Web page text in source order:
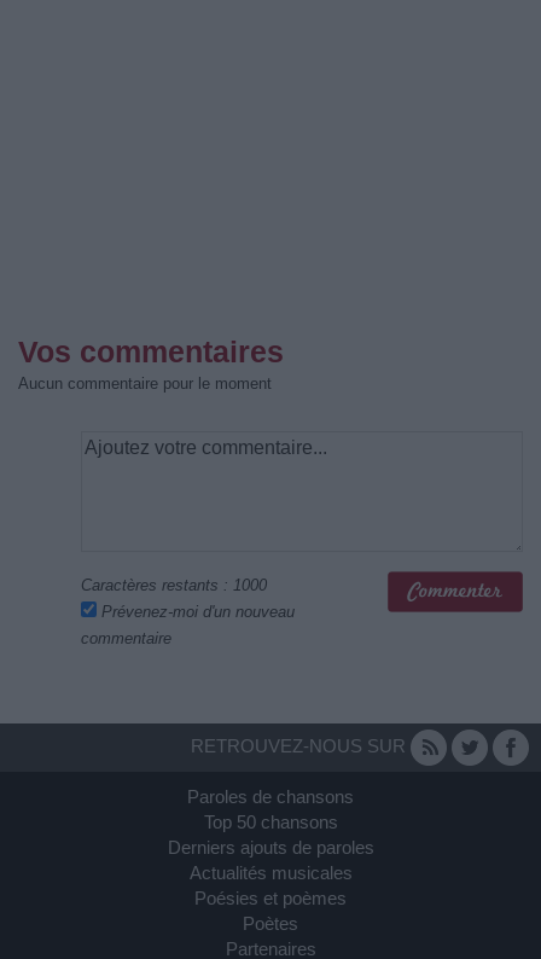
Vos commentaires
Aucun commentaire pour le moment
Caractères restants : 1000
Prévenez-moi d'un nouveau
commentaire
RETROUVEZ-NOUS SUR
Paroles de chansons
Top 50 chansons
Derniers ajouts de paroles
Actualités musicales
Poésies et poèmes
Poètes
Partenaires